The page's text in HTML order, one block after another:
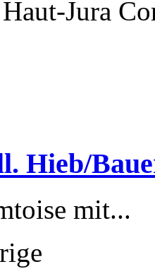
Jura
Hieb/
mit...